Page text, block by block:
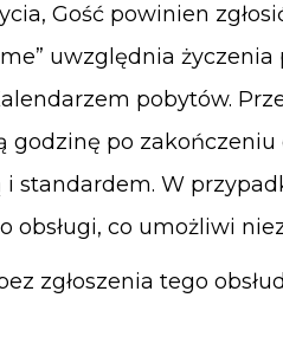
Gość powinien
uwzględnia życzenia
pobytów.
godzinę po zakończeniu
standardem. W
obsługi, co umożliwi
zgłoszenia tego